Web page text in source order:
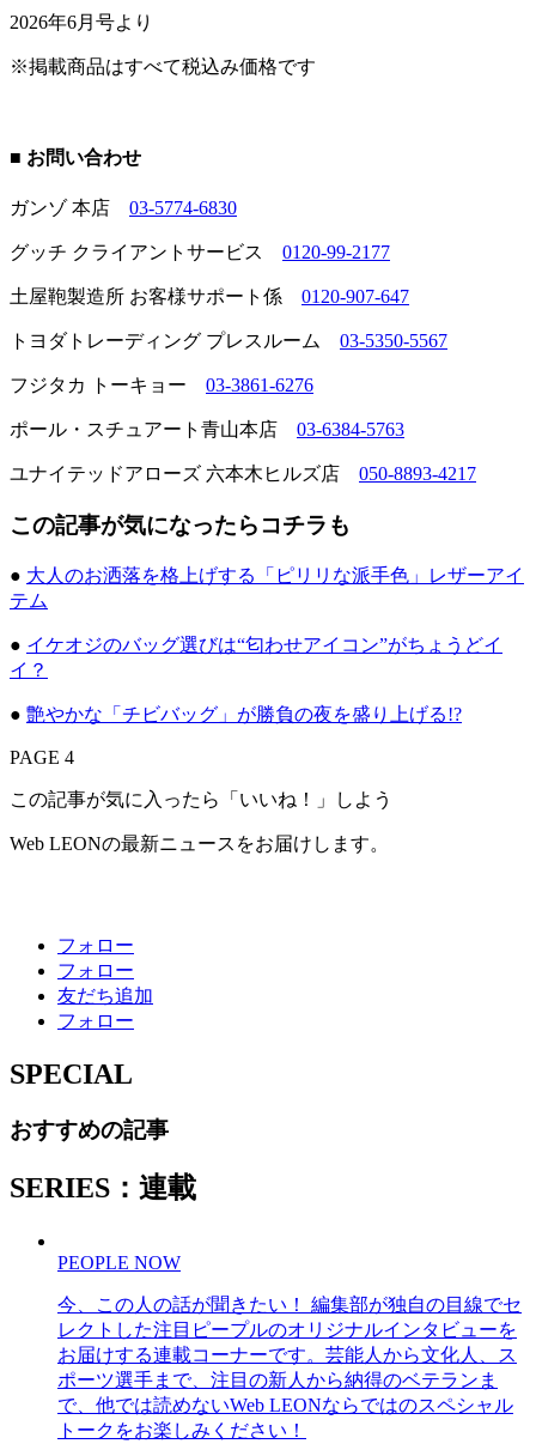
2026年6月号より
※掲載商品はすべて税込み価格です
■ お問い合わせ
ガンゾ 本店 03-5774-6830
グッチ クライアントサービス 0120-99-2177
土屋鞄製造所 お客様サポート係 0120-907-647
トヨダトレーディング プレスルーム 03-5350-5567
フジタカ トーキョー 03-3861-6276
ポール・スチュアート青山本店 03-6384-5763
ユナイテッドアローズ 六本木ヒルズ店 050-8893-4217
この記事が気になったらコチラも
● 大人のお洒落を格上げする「ピリリな派手色」レザーアイ
テム
● イケオジのバッグ選びは“匂わせアイコン”がちょうどイ
イ？
● 艶やかな「チビバッグ」が勝負の夜を盛り上げる!?
PAGE 4
この記事が気に入ったら「いいね！」しよう
Web LEONの最新ニュースをお届けします。
フォロー
フォロー
友だち追加
フォロー
SPECIAL
おすすめの記事
SERIES：連載
PEOPLE NOW
今、この人の話が聞きたい！ 編集部が独自の目線でセ
レクトした注目ピープルのオリジナルインタビューを
お届けする連載コーナーです。芸能人から文化人、ス
ポーツ選手まで、注目の新人から納得のベテランま
で、他では読めないWeb LEONならではのスペシャル
トークをお楽しみください！